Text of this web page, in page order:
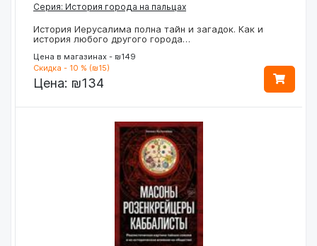
Серия: История города на пальцах
История Иерусалима полна тайн и загадок. Как и
история любого другого города…
Цена в магазинах - ₪149
Скидка - 10 % (₪15)
Цена: ₪134